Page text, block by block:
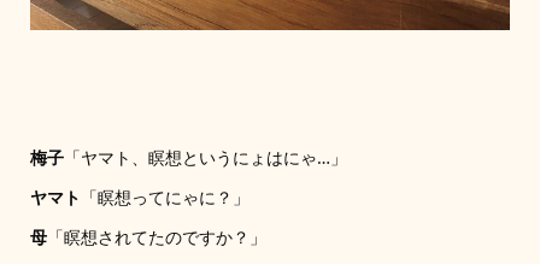
梅子「ヤマト、瞑想というにょはにゃ…」
ヤマト 「瞑想ってにゃに？」
母「瞑想されてたのですか？」